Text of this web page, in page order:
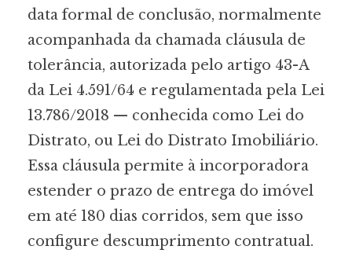
data formal de conclusão, normalmente
acompanhada da chamada cláusula de
tolerância, autorizada pelo artigo 43-A
da Lei 4.591/64 e regulamentada pela Lei
13.786/2018 — conhecida como Lei do
Distrato, ou Lei do Distrato Imobiliário.
Essa cláusula permite à incorporadora
estender o prazo de entrega do imóvel
em até 180 dias corridos, sem que isso
configure descumprimento contratual.